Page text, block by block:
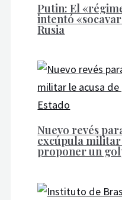
Putin: El
intentó
Rusia
Nuevo revés
excúpula militar
proponer un